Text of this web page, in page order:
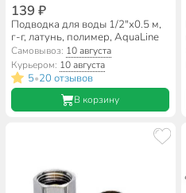
139 ₽
Подводка для воды 1/2"х0.5 м,
г-г, латунь, полимер, AquaLine
Самовывоз: 10 августа
Курьером: 10 августа
5•20 отзывов
В корзину